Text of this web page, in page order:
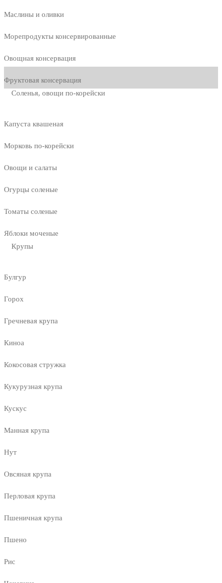
Маслины и оливки
Морепродукты консервированные
Овощная консервация
Фруктовая консервация
Соленья, овощи по-корейски
Капуста квашеная
Морковь по-корейски
Овощи и салаты
Огурцы соленые
Томаты соленые
Яблоки моченые
Крупы
Булгур
Горох
Гречневая крупа
Киноа
Кокосовая стружка
Кукурузная крупа
Кускус
Манная крупа
Нут
Овсяная крупа
Перловая крупа
Пшеничная крупа
Пшено
Рис